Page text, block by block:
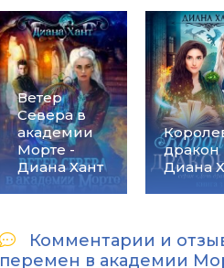
Ветер
Севера в
академии
Морте -
Диана Хант
дракон
Диана
Комментарии и
перемен в академии